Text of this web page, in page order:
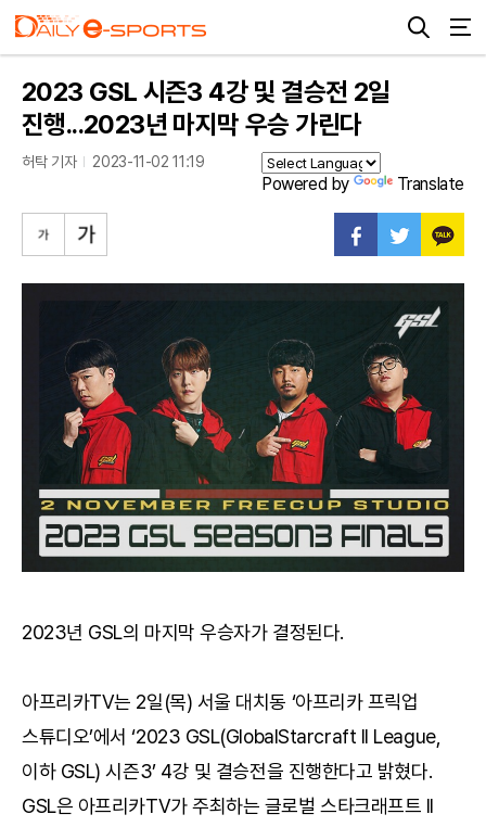
2023 GSL 시즌3 4강 및 결승전 2일
진행...2023년 마지막 우승 가린다
허탁 기자 2023-11-02 11:19
Powered by Translate
2023년 GSL의 마지막 우승자가 결정된다.
아프리카TV는 2일(목) 서울 대치동 ‘아프리카 프릭업
스튜디오’에서 ‘2023 GSL(GlobalStarcraft II League,
이하 GSL) 시즌3’ 4강 및 결승전을 진행한다고 밝혔다.
GSL은 아프리카TV가 주최하는 글로벌 스타크래프트 II